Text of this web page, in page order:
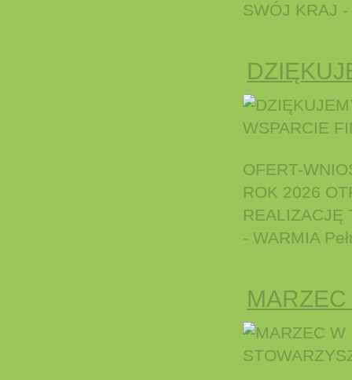
SWÓJ KRAJ
OFERT-
ROK 2026
REALIZACJĘ
- WARMIA